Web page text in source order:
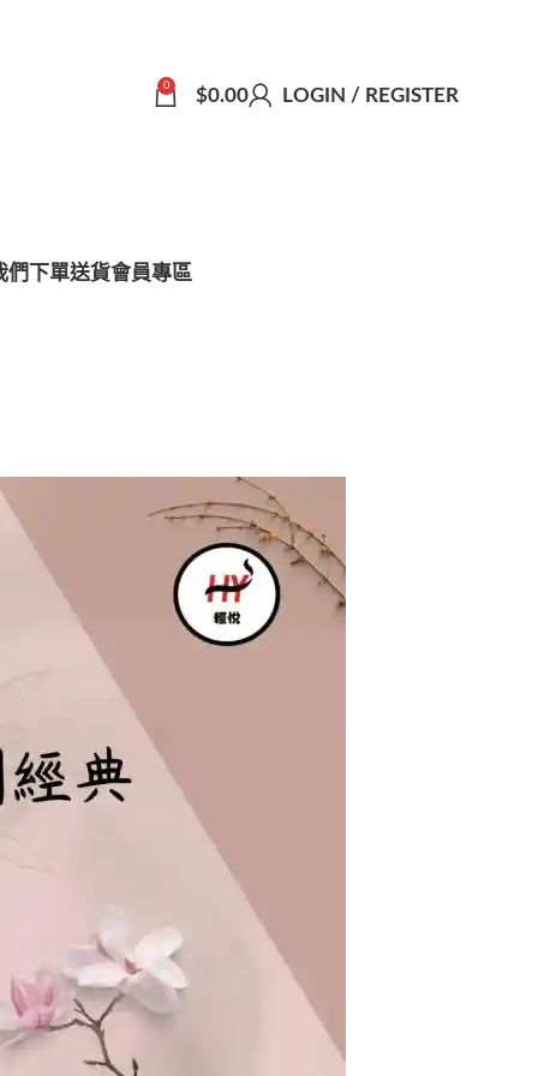
0 $0.00 LOGIN / REGISTER
們 下單送貨會員專區